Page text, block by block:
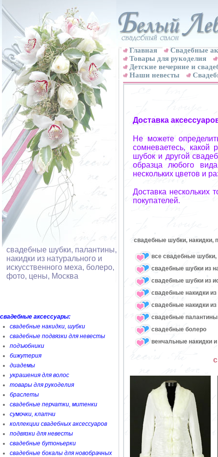
свадебные шубки, палантины,
накидки из натурального и
искусственного меха, болеро,
фото, цены, Москва
свадебные аксессуары:
свадебные накидки, шубки
свадебные подвязки для невесты
подъюбники
бижутерия
диадемы
украшения для волос
товары для рукоделия
браслеты
свадебные перчатки, митенки
сумочки, клатчи
коллекции свадебных аксессуаров
подвязки для невесты
свадебные бутоньерки
свадебные бокалы для новобрачных
Главная
Свадебные
Товары для рукоделия
Детские вечерние и
Наши невесты
Доставка
Не можете
сомневаетесь, какой
шубок и другой
образца любого
нескольких цветов и
Доставка нескольких
покупателей.
свадебные шубки, накидки,
все свадебные шубки,
свадебные шубки из
свадебные шубки из
свадебные накидки
свадебные накидки
свадебные палантины
свадебные болеро
венчальные накидки